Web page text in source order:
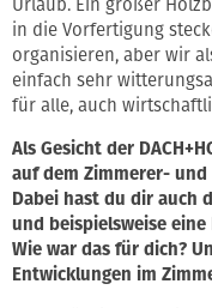
Urlaub. Ein großer
in die Vorfertigung
organisieren, aber wir
einfach sehr
für alle, auch
Als Gesicht der
auf dem Zimmerer- und
Dabei hast du dir auch
und beispielsweise
Wie war das für dich?
Entwicklungen im